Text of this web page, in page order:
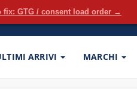
fix: GTG / consent load order →
ARRIVI MARCHI